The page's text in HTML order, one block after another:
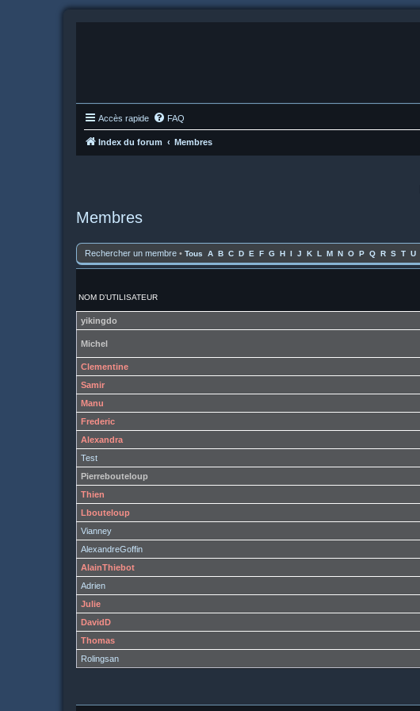
Accès rapide FAQ
Index du forum Membres
Membres
Rechercher un membre • Tous A B C D E F G H I J K L M N O P Q R S T U
NOM D’UTILISATEUR
yikingdo
Michel
Clementine
Samir
Manu
Frederic
Alexandra
Test
Pierrebouteloup
Thien
Lbouteloup
Vianney
AlexandreGoffin
AlainThiebot
Adrien
Julie
DavidD
Thomas
Rolingsan